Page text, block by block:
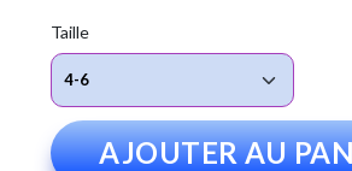
Taille
AJOUTER AU